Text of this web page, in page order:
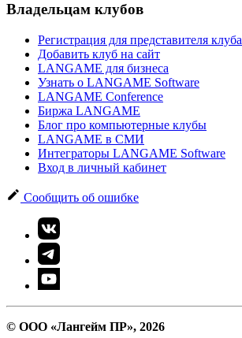
Владельцам клубов
Регистрация для представителя клуба
Добавить клуб на сайт
LANGAME для бизнеса
Узнать о LANGAME Software
LANGAME Conference
Биржа LANGAME
Блог про компьютерные клубы
LANGAME в СМИ
Интеграторы LANGAME Software
Вход в личный кабинет
Сообщить об ошибке
© ООО «Лангейм ПР», 2026